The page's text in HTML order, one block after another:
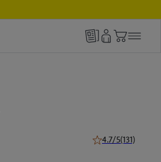
4.7/5(131)